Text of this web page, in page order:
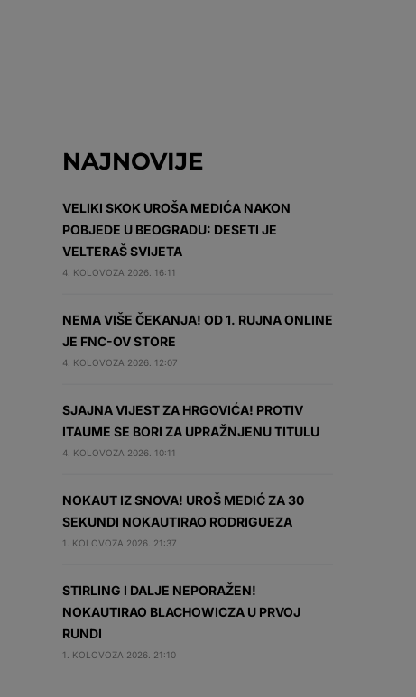
NAJNOVIJE
VELIKI SKOK UROŠA MEDIĆA NAKON
POBJEDE U BEOGRADU: DESETI JE
VELTERAŠ SVIJETA
4. KOLOVOZA 2026. 16:11
NEMA VIŠE ČEKANJA! OD 1. RUJNA ONLINE
JE FNC-OV STORE
4. KOLOVOZA 2026. 12:07
SJAJNA VIJEST ZA HRGOVIĆA! PROTIV
ITAUME SE BORI ZA UPRAŽNJENU TITULU
4. KOLOVOZA 2026. 10:11
NOKAUT IZ SNOVA! UROŠ MEDIĆ ZA 30
SEKUNDI NOKAUTIRAO RODRIGUEZA
1. KOLOVOZA 2026. 21:37
STIRLING I DALJE NEPORAŽEN!
NOKAUTIRAO BLACHOWICZA U PRVOJ
RUNDI
1. KOLOVOZA 2026. 21:10